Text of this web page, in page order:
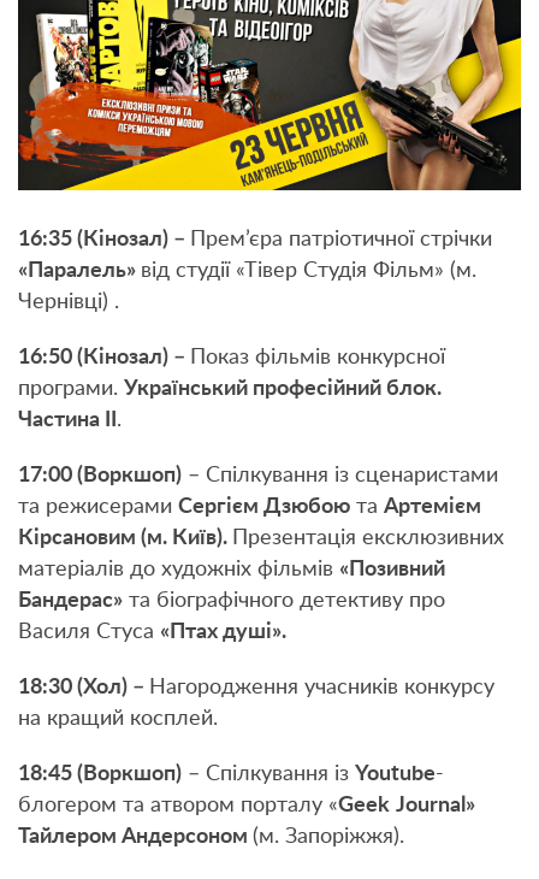
16:35 (Кінозал) –
Прем’єра патріотичної стрічки
«Паралель» від студії «Тівер Студія Фільм» (м.
Чернівці) .
16:50 (Кінозал) –
Показ фільмів конкурсної
програми. Український професійний блок.
Частина ІІ .
17:00 (Воркшоп) – Спілкування із сценаристами
та режисерами Сергієм Дзюбою та Артемієм
Кірсановим (м. Київ).
Презентація ексклюзивних
матеріалів до художніх фільмів «Позивний
Бандерас» та біографічного детективу про
Василя Стуса «Птах душі».
18:30 (Хол) – Нагородження учасників конкурсу
на кращий косплей.
18:45 (Воркшоп) – Спілкування із Youtube-
блогером та атвором порталу «Geek Journal »
Тайлером Андерсоном (м. Запоріжжя).